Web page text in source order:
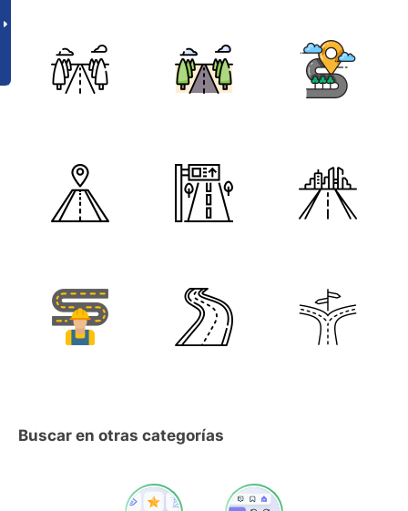
Buscar en otras categorías